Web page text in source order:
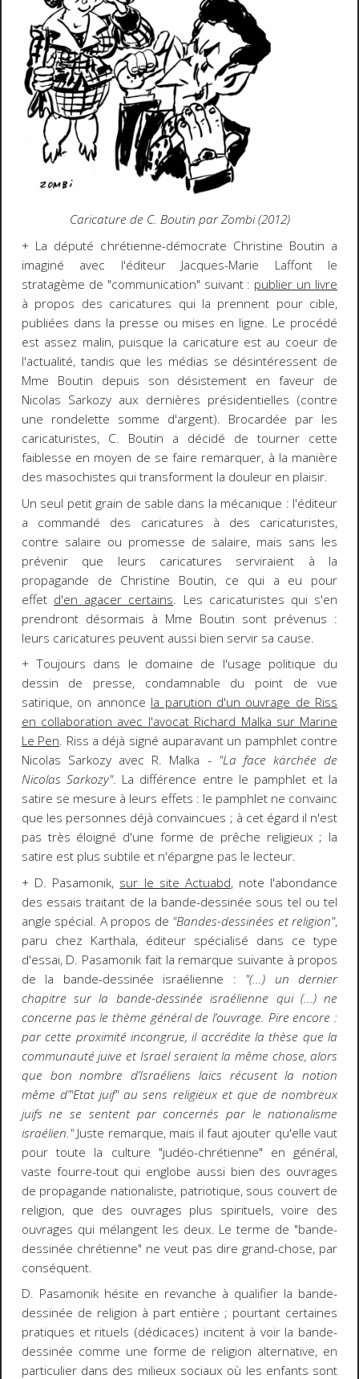
Caricature de C. Boutin par Zombi (2012)
+ La député chrétienne-démocrate Christine Boutin a
imaginé avec l'éditeur Jacques-Marie Laffont le
stratagème de "communication" suivant : publier un livre
à propos des caricatures qui la prennent pour cible,
publiées dans la presse ou mises en ligne. Le procédé
est assez malin, puisque la caricature est au coeur de
l'actualité, tandis que les médias se désintéressent de
Mme Boutin depuis son désistement en faveur de
Nicolas Sarkozy aux dernières présidentielles (contre
une rondelette somme d'argent). Brocardée par les
caricaturistes, C. Boutin a décidé de tourner cette
faiblesse en moyen de se faire remarquer, à la manière
des masochistes qui transforment la douleur en plaisir.
Un seul petit grain de sable dans la mécanique : l'éditeur
a commandé des caricatures à des caricaturistes,
contre salaire ou promesse de salaire, mais sans les
prévenir que leurs caricatures serviraient à la
propagande de Christine Boutin, ce qui a eu pour
effet d'en agacer certains. Les caricaturistes qui s'en
prendront désormais à Mme Boutin sont prévenus :
leurs caricatures peuvent aussi bien servir sa cause.
+ Toujours dans le domaine de l'usage politique du
dessin de presse, condamnable du point de vue
satirique, on annonce la parution d'un ouvrage de Riss
en collaboration avec l'avocat Richard Malka sur Marine
Le Pen. Riss a déjà signé auparavant un pamphlet contre
Nicolas Sarkozy avec R. Malka - "La face kärchée de
Nicolas Sarkozy". La différence entre le pamphlet et la
satire se mesure à leurs effets : le pamphlet ne convainc
que les personnes déjà convaincues ; à cet égard il n'est
pas très éloigné d'une forme de prêche religieux ; la
satire est plus subtile et n'épargne pas le lecteur.
+ D. Pasamonik, sur le site Actuabd, note l'abondance
des essais traitant de la bande-dessinée sous tel ou tel
angle spécial. A propos de "Bandes-dessinées et religion",
paru chez Karthala, éditeur spécialisé dans ce type
d'essai, D. Pasamonik fait la remarque suivante à propos
de la bande-dessinée israélienne : "(...) un dernier
chapitre sur la bande-dessinée israélienne qui (...) ne
concerne pas le thème général de l’ouvrage. Pire encore :
par cette proximité incongrue, il accrédite la thèse que la
communauté juive et Israël seraient la même chose, alors
que bon nombre d’Israéliens laïcs récusent la notion
même d’"Etat juif" au sens religieux et que de nombreux
juifs ne se sentent par concernés par le nationalisme
israélien."Juste remarque, mais il faut ajouter qu'elle vaut
pour toute la culture "judéo-chrétienne" en général,
vaste fourre-tout qui englobe aussi bien des ouvrages
de propagande nationaliste, patriotique, sous couvert de
religion, que des ouvrages plus spirituels, voire des
ouvrages qui mélangent les deux. Le terme de "bande-
dessinée chrétienne" ne veut pas dire grand-chose, par
conséquent.
D. Pasamonik hésite en revanche à qualifier la bande-
dessinée de religion à part entière ; pourtant certaines
pratiques et rituels (dédicaces) incitent à voir la bande-
dessinée comme une forme de religion alternative, en
particulier dans des milieux sociaux où les enfants sont